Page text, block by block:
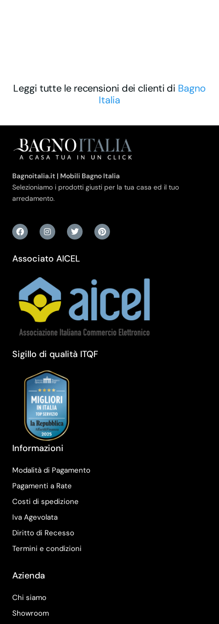
Leggi tutte le recensioni dei clienti di Bagno
Italia
Bagnoitalia.it | Mobili Bagno Italia
Selezioniamo i prodotti giusti per la tua casa ed il tuo
arredamento.
Associato AICEL
Sigillo di qualità ITQF
Informazioni
Modalità di Pagamento
Pagamenti a Rate
Costi di spedizione
Iva Agevolata
Diritto di Recesso
Termini e condizioni
Azienda
Chi siamo
Showroom